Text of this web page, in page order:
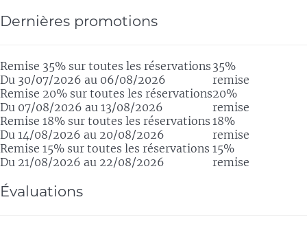
Dernières promotions
Remise 35% sur toutes les réservations
Du 30/07/2026 au 06/08/2026
35%
remise
Remise 20% sur toutes les réservations
Du 07/08/2026 au 13/08/2026
20%
remise
Remise 18% sur toutes les réservations
Du 14/08/2026 au 20/08/2026
18%
remise
Remise 15% sur toutes les réservations
Du 21/08/2026 au 22/08/2026
15%
remise
Évaluations